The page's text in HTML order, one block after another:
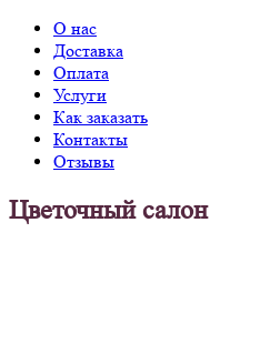
О нас
Доставка
Оплата
Услуги
Как заказать
Контакты
Отзывы
Цветочный салон